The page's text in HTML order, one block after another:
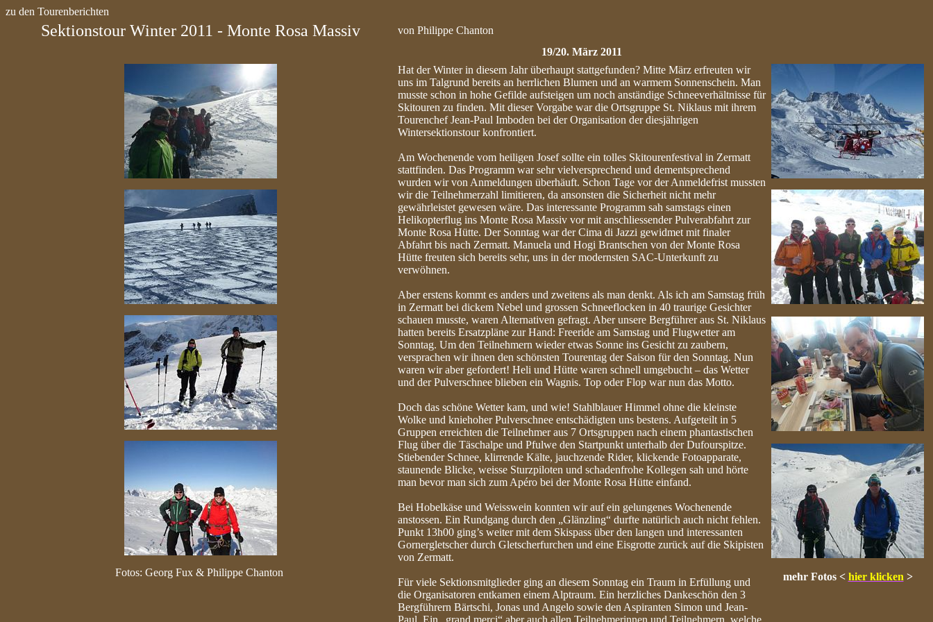
zu den Tourenberichten
Sektionstour Winter 2011 - Monte Rosa Massiv
von Philippe Chanton
19/20. März 2011
Fotos: Georg Fux & Philippe Chanton
Hat der Winter in diesem Jahr überhaupt stattgefunden? Mitte März erfreuten wir
uns im Talgrund bereits an herrlichen Blumen und an warmem Sonnenschein. Man
musste schon in hohe Gefilde aufsteigen um noch anständige Schneeverhältnisse für
Skitouren zu finden. Mit dieser Vorgabe war die Ortsgruppe St. Niklaus mit ihrem
Tourenchef Jean-Paul Imboden bei der Organisation der diesjährigen
Wintersektionstour konfrontiert.
Am Wochenende vom heiligen Josef sollte ein tolles Skitourenfestival in Zermatt
stattfinden. Das Programm war sehr vielversprechend und dementsprechend
wurden wir von Anmeldungen überhäuft. Schon Tage vor der Anmeldefrist mussten
wir die Teilnehmerzahl limitieren, da ansonsten die Sicherheit nicht mehr
gewährleistet gewesen wäre. Das interessante Programm sah samstags einen
Helikopterflug ins Monte Rosa Massiv vor mit anschliessender Pulverabfahrt zur
Monte Rosa Hütte. Der Sonntag war der Cima di Jazzi gewidmet mit finaler
Abfahrt bis nach Zermatt. Manuela und Hogi Brantschen von der Monte Rosa
Hütte freuten sich bereits sehr, uns in der modernsten SAC-Unterkunft zu
verwöhnen.
Aber erstens kommt es anders und zweitens als man denkt. Als ich am Samstag früh
in Zermatt bei dickem Nebel und grossen Schneeflocken in 40 traurige Gesichter
schauen musste, waren Alternativen gefragt. Aber unsere Bergführer aus St. Niklaus
hatten bereits Ersatzpläne zur Hand: Freeride am Samstag und Flugwetter am
Sonntag. Um den Teilnehmern wieder etwas Sonne ins Gesicht zu zaubern,
versprachen wir ihnen den schönsten Tourentag der Saison für den Sonntag. Nun
waren wir aber gefordert! Heli und Hütte waren schnell umgebucht – das Wetter
und der Pulverschnee blieben ein Wagnis. Top oder Flop war nun das Motto.
Doch das schöne Wetter kam, und wie! Stahlblauer Himmel ohne die kleinste
Wolke und kniehoher Pulverschnee entschädigten uns bestens. Aufgeteilt in 5
Gruppen erreichten die Teilnehmer aus 7 Ortsgruppen nach einem phantastischen
Flug über die Täschalpe und Pfulwe den Startpunkt unterhalb der Dufourspitze.
Stiebender Schnee, klirrende Kälte, jauchzende Rider, klickende Fotoapparate,
staunende Blicke, weisse Sturzpiloten und schadenfrohe Kollegen sah und hörte
man bevor man sich zum Apéro bei der Monte Rosa Hütte einfand.
Bei Hobelkäse und Weisswein konnten wir auf ein gelungenes Wochenende
anstossen. Ein Rundgang durch den „Glänzling“ durfte natürlich auch nicht fehlen.
Punkt 13h00 ging’s weiter mit dem Skispass über den langen und interessanten
Gornergletscher durch Gletscherfurchen und eine Eisgrotte zurück auf die Skipisten
von Zermatt.
Für viele Sektionsmitglieder ging an diesem Sonntag ein Traum in Erfüllung und
die Organisatoren entkamen einem Alptraum. Ein herzliches Dankeschön den 3
Bergführern Bärtschi, Jonas und Angelo sowie den Aspiranten Simon und Jean-
Paul. Ein „grand merci“ aber auch allen Teilnehmerinnen und Teilnehmern, welche
mehr Fotos < hier klicken >